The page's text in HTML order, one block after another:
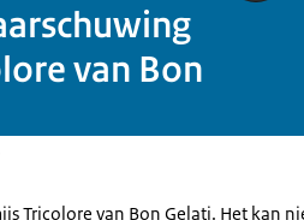
van Bon
Tricolore van Bon Gelati. Het kan